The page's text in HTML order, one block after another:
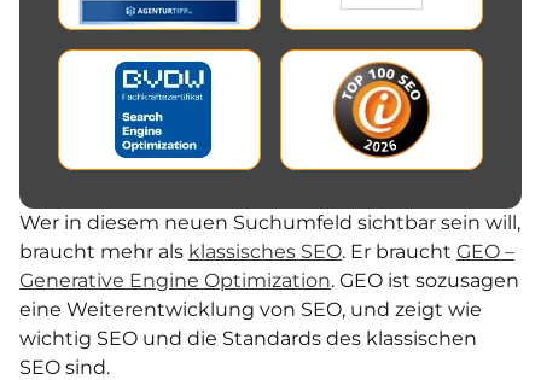
Wer in diesem neuen Suchumfeld sichtbar sein will,
braucht mehr als klassisches SEO. Er braucht GEO –
Generative Engine Optimization. GEO ist sozusagen
eine Weiterentwicklung von SEO, und zeigt wie
wichtig SEO und die Standards des klassischen
SEO sind.